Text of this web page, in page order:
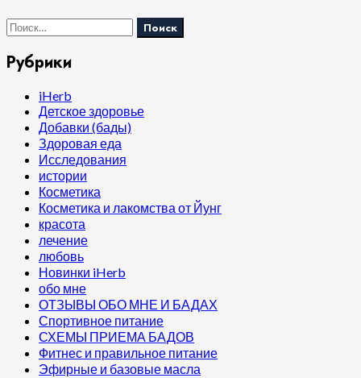
Найти:
Рубрики
iHerb
Детское здоровье
Добавки (бады)
Здоровая еда
Исследования
истории
Косметика
Косметика и лакомства от Йунг
красота
лечение
любовь
Новинки iHerb
обо мне
ОТЗЫВЫ ОБО МНЕ И БАДАХ
Спортивное питание
СХЕМЫ ПРИЕМА БАДОВ
Фитнес и правильное питание
Эфирные и базовые масла